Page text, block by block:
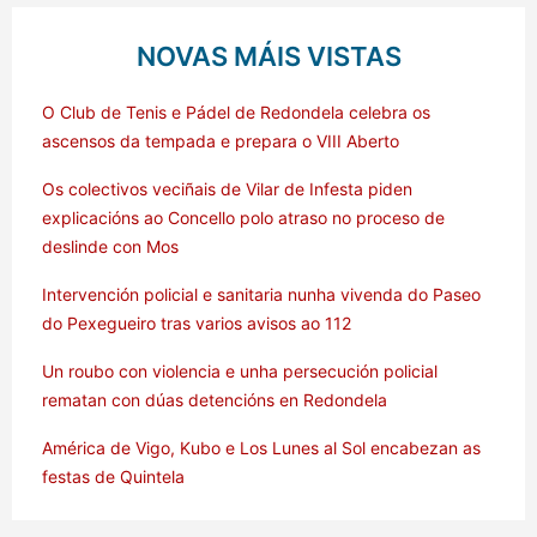
NOVAS MÁIS VISTAS
O Club de Tenis e Pádel de Redondela celebra os
ascensos da tempada e prepara o VIII Aberto
Os colectivos veciñais de Vilar de Infesta piden
explicacións ao Concello polo atraso no proceso de
deslinde con Mos
Intervención policial e sanitaria nunha vivenda do Paseo
do Pexegueiro tras varios avisos ao 112
Un roubo con violencia e unha persecución policial
rematan con dúas detencións en Redondela
América de Vigo, Kubo e Los Lunes al Sol encabezan as
festas de Quintela